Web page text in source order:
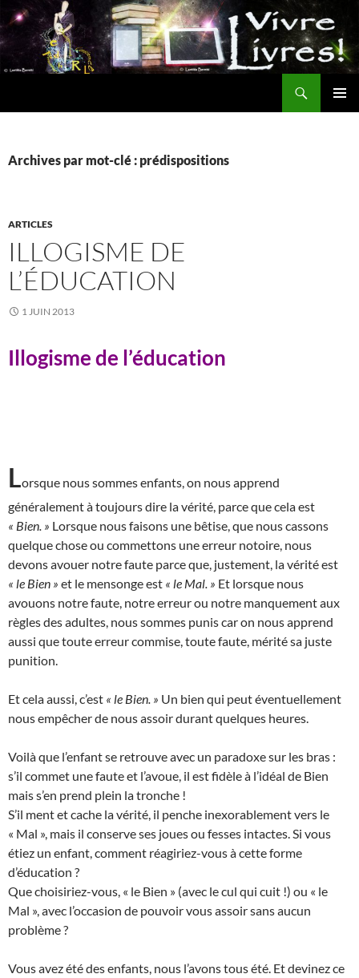
Aller
au
contenu
Archives par mot-clé : prédispositions
ARTICLES
ILLOGISME DE
L’ÉDUCATION
1 JUIN 2013
Illogisme de l’éducation
Lorsque nous sommes enfants, on nous apprend
généralement à toujours dire la vérité, parce que cela est
« Bien. » Lorsque nous faisons une bêtise, que nous cassons
quelque chose ou commettons une erreur notoire, nous
devons avouer notre faute parce que, justement, la vérité est
« le Bien » et le mensonge est « le Mal. » Et lorsque nous
avouons notre faute, notre erreur ou notre manquement aux
règles des adultes, nous sommes punis car on nous apprend
aussi que toute erreur commise, toute faute, mérité sa juste
punition.
Et cela aussi, c’est « le Bien. » Un bien qui peut éventuellement
nous empêcher de nous assoir durant quelques heures.
Voilà que l’enfant se retrouve avec un paradoxe sur les bras :
s’il commet une faute et l’avoue, il est fidèle à l’idéal de Bien
mais s’en prend plein la tronche !
S’il ment et cache la vérité, il penche inexorablement vers le
« Mal », mais il conserve ses joues ou fesses intactes. Si vous
étiez un enfant, comment réagiriez-vous à cette forme
d’éducation ?
Que choisiriez-vous, « le Bien » (avec le cul qui cuit !) ou « le
Mal », avec l’occasion de pouvoir vous assoir sans aucun
problème ?
Vous avez été des enfants, nous l’avons tous été. Et devinez ce